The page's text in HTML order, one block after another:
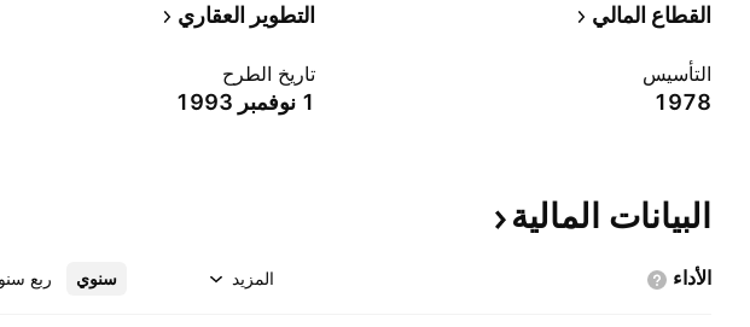
القطاع المالي التطوير العقاري
التأسيس
1978
تاريخ الطرح
1 نوفمبر 1993
البيانات المالية
الأداء سنوي ربع المزيد